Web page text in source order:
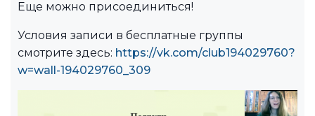
Еще можно присоединиться!
Условия записи в бесплатные группы
смотрите здесь: https://vk.com/club194029760?
w=wall-194029760_309